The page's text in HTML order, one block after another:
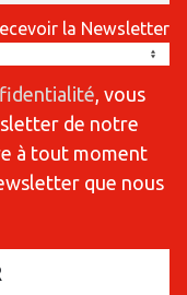
la Newsletter
, vous
de notre
à tout moment
que nous